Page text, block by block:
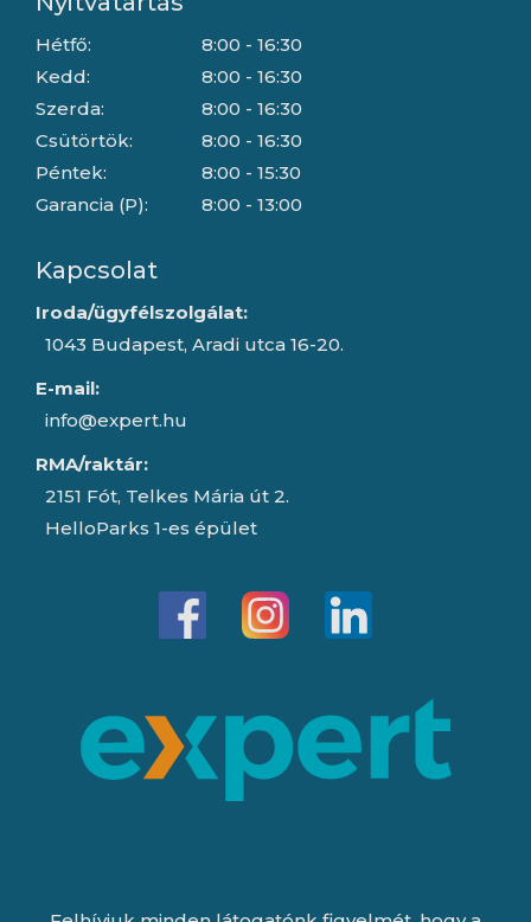
Hétfő:
Kedd:
Szerda:
Csütörtök:
Péntek:
Garancia (P):
8:00 - 16:30
8:00 - 16:30
8:00 - 16:30
8:00 - 16:30
8:00 - 15:30
8:00 - 13:00
Kapcsolat
Iroda/ügyfélszolgálat:
1043 Budapest, Aradi utca 16-20.
E-mail:
info@expert.hu
RMA/raktár:
2151 Fót, Telkes Mária út 2.
HelloParks 1-es épület